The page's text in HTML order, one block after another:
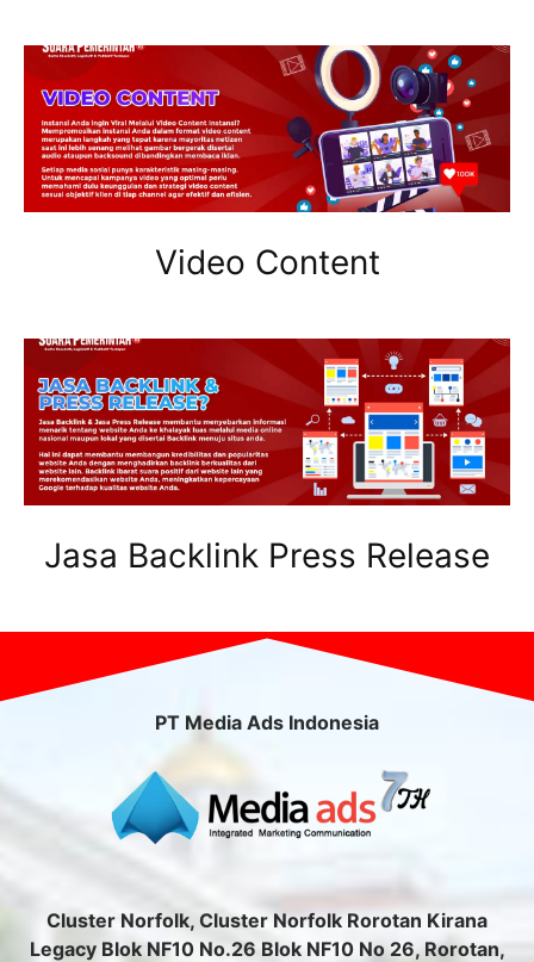
Video Content
Jasa Backlink Press Release
PT Media Ads Indonesia
Cluster Norfolk, Cluster Norfolk Rorotan Kirana
Legacy Blok NF10 No.26 Blok NF10 No 26, Rorotan,